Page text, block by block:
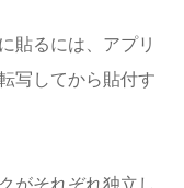
貼るには、アプリ
写してから貼付す
がそれぞれ独立し